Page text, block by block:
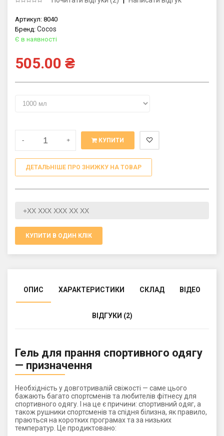
Артикул: 8040
Бренд: Cocos
Є в наявності
505.00 ₴
- + КУПИТИ
ДЕТАЛЬНІШЕ ПРО ЗНИЖКУ НА ТОВАР
КУПИТИ В ОДИН КЛІК
ОПИС ХАРАКТЕРИСТИКИ СКЛАД ВІДЕО
ВІДГУКИ (2)
Гель для прання спортивного одягу
— призначення
Необхідність у довготривалій свіжості — саме цього
бажають багато спортсменів та любителів фітнесу для
спортивного одягу. І на це є причини: спортивний одяг, а
також рушники спортсменів та спідня білизна, як правило,
праються на коротких програмах та за низьких
температур. Це продиктовано: